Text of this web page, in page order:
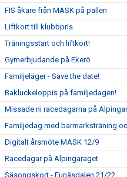
FIS åkare från MASK på pallen
Liftkort till klubbpris
Träningsstart och liftkort!
Gymerbjudande på Ekerö
Familjeläger - Save the date!
Bakluckeloppis på familjedagen!
Missade ni racedagarna på
Familjedag med barmarksträning
Digitalt årsmöte MASK 12/9
Racedagar på Alpingaraget
Säsongskort - Funäsdalen 21/22